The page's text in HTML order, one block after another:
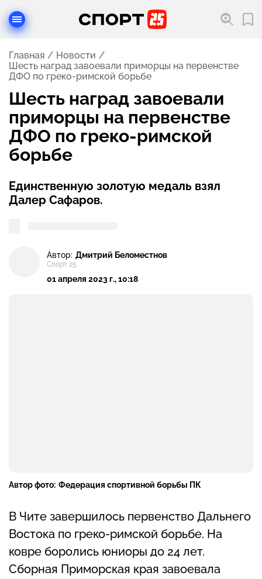
Главная
Новости
Шесть наград завоевали приморцы на первенстве
ДФО по греко-римской борьбе
Шесть наград завоевали
приморцы на первенстве
ДФО по греко-римской
борьбе
Единственную золотую медаль взял
Далер Сафаров.
Автор: Дмитрий Беломестнов
Спорт 25
01 апреля 2023 г., 10:18
Автор фото: Федерация спортивной борьбы ПК
В Чите завершилось первенство Дальнего
Востока по греко-римской борьбе. На
ковре боролись юниоры до 24 лет.
Сборная Приморская края завоевала